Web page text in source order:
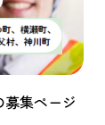
集ページ